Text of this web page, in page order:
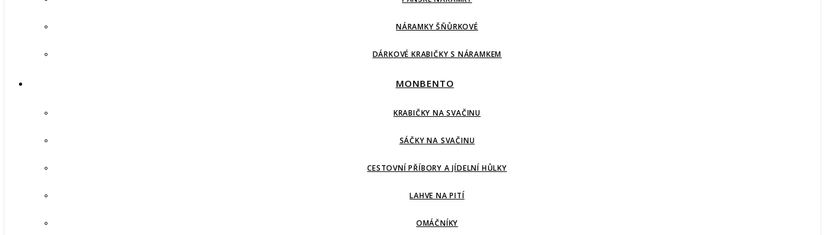
NÁRAMKY ŠŇŮRKOVÉ
DÁRKOVÉ KRABIČKY S NÁRAMKEM
MONBENTO
KRABIČKY NA SVAČINU
SÁČKY NA SVAČINU
CESTOVNÍ PŘÍBORY A JÍDELNÍ HŮLKY
LAHVE NA PITÍ
OMÁČNÍKY